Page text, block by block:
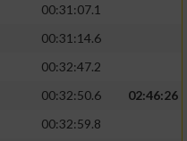
00:31:07.1
00:31:14.6
00:32:47.2
00:32:50.6
02:46:26
00:32:59.8